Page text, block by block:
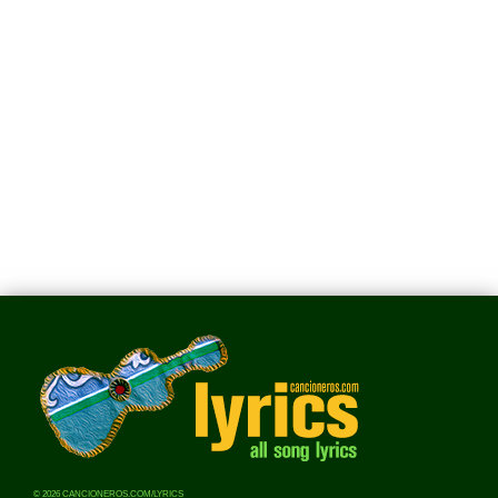
© 2026 CANCIONEROS.COM/LYRICS